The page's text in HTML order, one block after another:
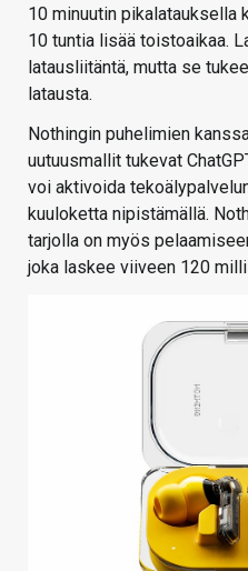
10 minuutin pikalatauksella
10 tuntia lisää toistoaikaa.
latausliitäntä, mutta se
latausta.
Nothingin puhelimien
uutuusmallit tukevat
voi aktivoida
kuuloketta nipistämällä.
tarjolla on myös
joka laskee viiveen 120